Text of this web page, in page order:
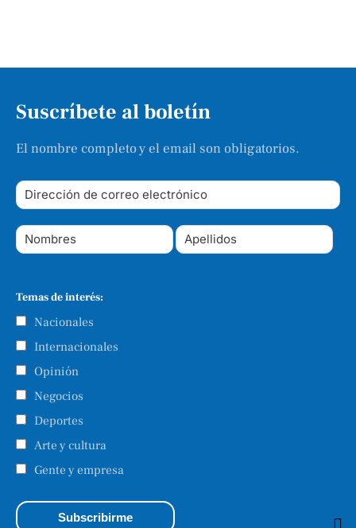
Suscríbete al boletín
El nombre completo y el email son obligatorios.
Temas de interés:
Nacionales
Internacionales
Opinión
Negocios
Deportes
Arte y cultura
Gente y empresa